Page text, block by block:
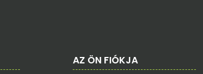
AZ ÖN FIÓKJA